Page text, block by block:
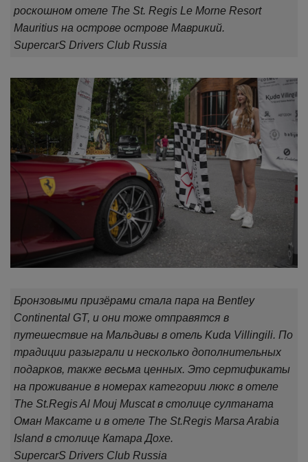
роскошном отеле The St. Regis Le Morne Resort
Mauritius на острове острове Маврикий.
SupercarS Drivers Club Russia
Бронзовыми призёрами стала пара на Bentley
Continental GT, и они тоже отправятся в
путешествие на Мальдивы в отель Kuda Villingili. По
традиции разыграли и несколько дополнительных
подарков, также весьма ценных. Это сертификаты
на проживание в номерах категории люкс в отеле
The St.Regis Al Mouj Muscat в столице султаната
Оман Максате и в отеле The St.Regis Marsa Arabia
Island в столице Катара Дохе.
SupercarS Drivers Club Russia